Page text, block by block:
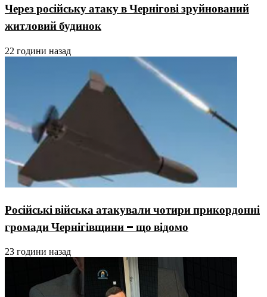
Через російську атаку в Чернігові зруйнований
житловий будинок
22 години назад
Російські війська атакували чотири прикордонні
громади Чернігівщини – що відомо
23 години назад